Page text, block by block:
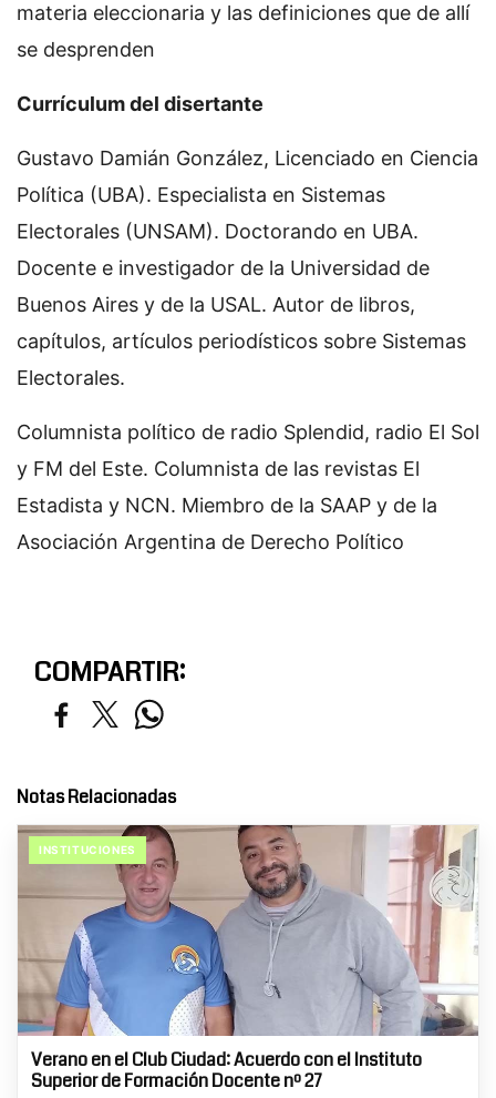
materia eleccionaria y las definiciones que de allí
se desprenden
Currículum del disertante
Gustavo Damián González, Licenciado en Ciencia
Política (UBA). Especialista en Sistemas
Electorales (UNSAM). Doctorando en UBA.
Docente e investigador de la Universidad de
Buenos Aires y de la USAL. Autor de libros,
capítulos, artículos periodísticos sobre Sistemas
Electorales.
Columnista político de radio Splendid, radio El Sol
y FM del Este. Columnista de las revistas El
Estadista y NCN. Miembro de la SAAP y de la
Asociación Argentina de Derecho Político
COMPARTIR:
Notas Relacionadas
INSTITUCIONES
Verano en el Club Ciudad: Acuerdo con el Instituto
Superior de Formación Docente nº 27